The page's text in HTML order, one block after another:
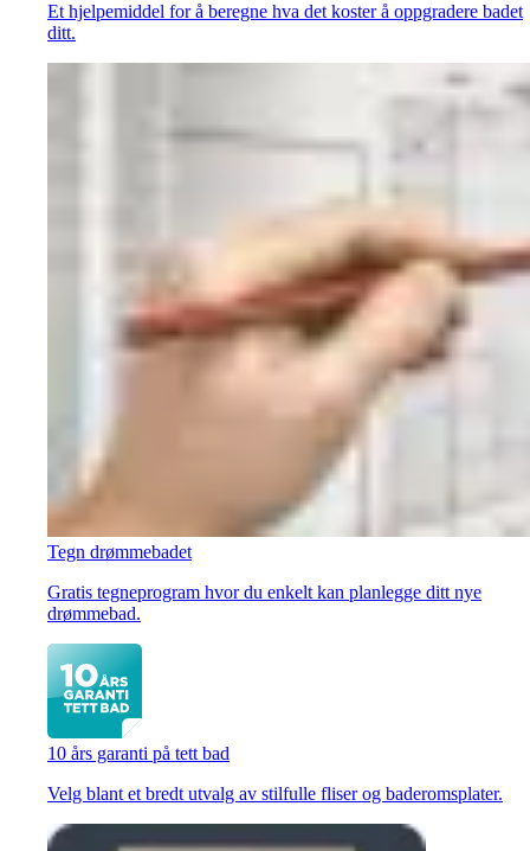
Et hjelpemiddel for å beregne hva det koster å oppgradere badet
ditt.
Tegn drømmebadet
Gratis tegneprogram hvor du enkelt kan planlegge ditt nye
drømmebad.
10 års garanti på tett bad
Velg blant et bredt utvalg av stilfulle fliser og baderomsplater.